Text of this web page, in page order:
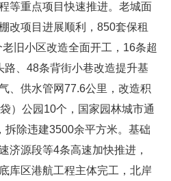
等重点项目快速推进。老城面
改项目进展顺利，850套保租
旧小区改造全面开工，16条超
、48条背街小巷改造提升基
、供水管网77.6公里，改造积
）公园10个，国家园林城市通
拆除违建3500余平方米。基础
济源段等4条高速加快推进，
库区港航工程主体完工，北岸